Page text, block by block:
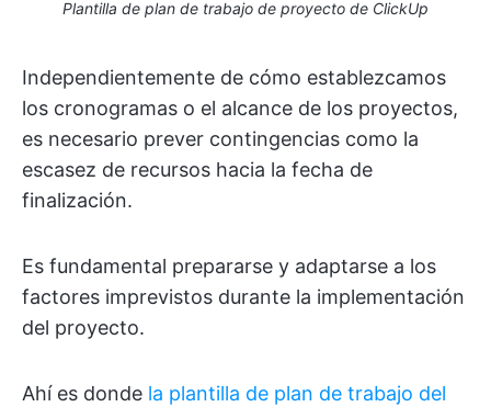
Plantilla de plan de trabajo de proyecto de ClickUp
Independientemente de cómo establezcamos
los cronogramas o el alcance de los proyectos,
es necesario prever contingencias como la
escasez de recursos hacia la fecha de
finalización.
Es fundamental prepararse y adaptarse a los
factores imprevistos durante la implementación
del proyecto.
Ahí es donde la plantilla de plan de trabajo del